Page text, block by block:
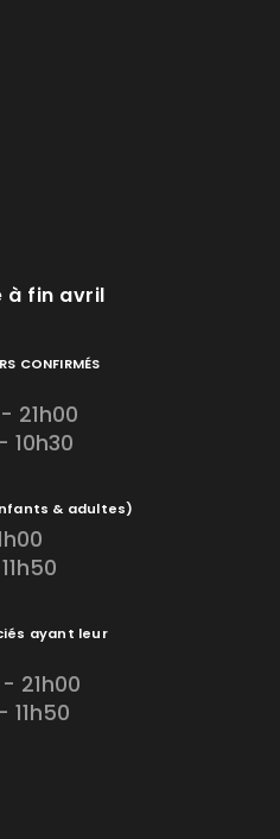
à fin avril
CONFIRMÉS
21h00
10h30
& adultes)
ayant leur
21h00